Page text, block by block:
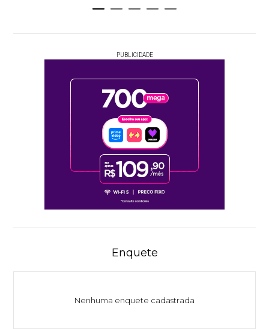
PUBLICIDADE
Enquete
Nenhuma enquete cadastrada